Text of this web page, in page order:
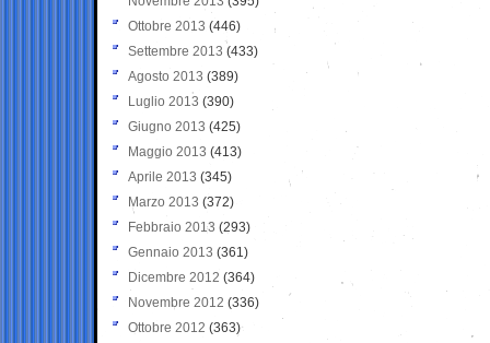
Ottobre 2013 (446)
Settembre 2013 (433)
Agosto 2013 (389)
Luglio 2013 (390)
Giugno 2013 (425)
Maggio 2013 (413)
Aprile 2013 (345)
Marzo 2013 (372)
Febbraio 2013 (293)
Gennaio 2013 (361)
Dicembre 2012 (364)
Novembre 2012 (336)
Ottobre 2012 (363)